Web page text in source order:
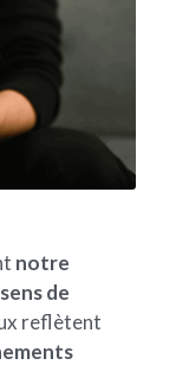
notre
de
reflètent